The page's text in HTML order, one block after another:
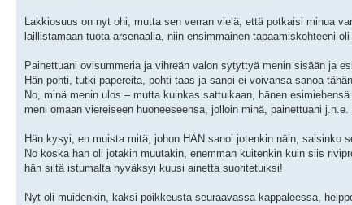
Lakkiosuus on nyt ohi, mutta sen verran vielä, että potkaisi minua
laillistamaan tuota arsenaalia, niin ensimmäinen tapaamiskohteeni
Painettuani ovisummeria ja vihreän valon sytyttyä menin sisään ja
Hän pohti, tutki papereita, pohti taas ja sanoi ei voivansa sanoa
No, minä menin ulos – mutta kuinkas sattuikaan, hänen
meni omaan viereiseen huoneeseensa, jolloin minä, painettuani
Hän kysyi, en muista mitä, johon HÄN sanoi jotenkin näin, saisinko
No koska hän oli jotakin muutakin, enemmän kuitenkin kuin siis
hän siltä istumalta hyväksyi kuusi ainetta suoritetuiksi!
Nyt oli muidenkin, kaksi poikkeusta seuraavassa kappaleessa,